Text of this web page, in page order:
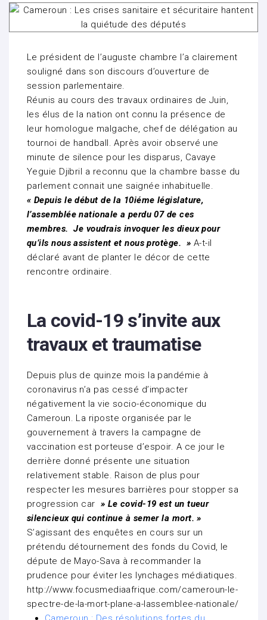
Le président de l’auguste chambre l’a clairement
souligné dans son discours d’ouverture de
session parlementaire.
Réunis au cours des travaux ordinaires de Juin,
les élus de la nation ont connu la présence de
leur homologue malgache, chef de délégation au
tournoi de handball. Après avoir observé une
minute de silence pour les disparus, Cavaye
Yeguie Djibril a reconnu que la chambre basse du
parlement connait une saignée inhabituelle.
« Depuis le début de la 10iéme législature,
l’assemblée nationale a perdu 07 de ces
membres. Je voudrais invoquer les dieux pour
qu’ils nous assistent et nous protège. » A-t-il
déclaré avant de planter le décor de cette
rencontre ordinaire.
La covid-19 s’invite aux
travaux et traumatise
Depuis plus de quinze mois la pandémie à
coronavirus n’a pas cessé d’impacter
négativement la vie socio-économique du
Cameroun. La riposte organisée par le
gouvernement à travers la campagne de
vaccination est porteuse d’espoir. A ce jour le
derrière donné présente une situation
relativement stable. Raison de plus pour
respecter les mesures barrières pour stopper sa
progression car » Le covid-19 est un tueur
silencieux qui continue à semer la mort. »
S’agissant des enquêtes en cours sur un
prétendu détournement des fonds du Covid, le
députe de Mayo-Sava à recommander la
prudence pour éviter les lynchages médiatiques.
http://www.focusmediaafrique.com/cameroun-le-
spectre-de-la-mort-plane-a-lassemblee-nationale/